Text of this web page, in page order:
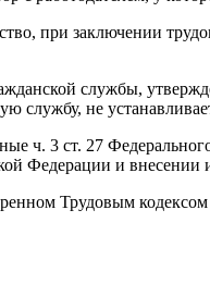
при заключении
службы,
службу, не
ч. 3 ст. 27
Федерации и
Трудовым